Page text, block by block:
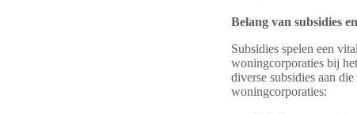
Belang van subsidies
Subsidies spelen een
woningcorporaties bij
diverse subsidies aan
woningcorporaties: